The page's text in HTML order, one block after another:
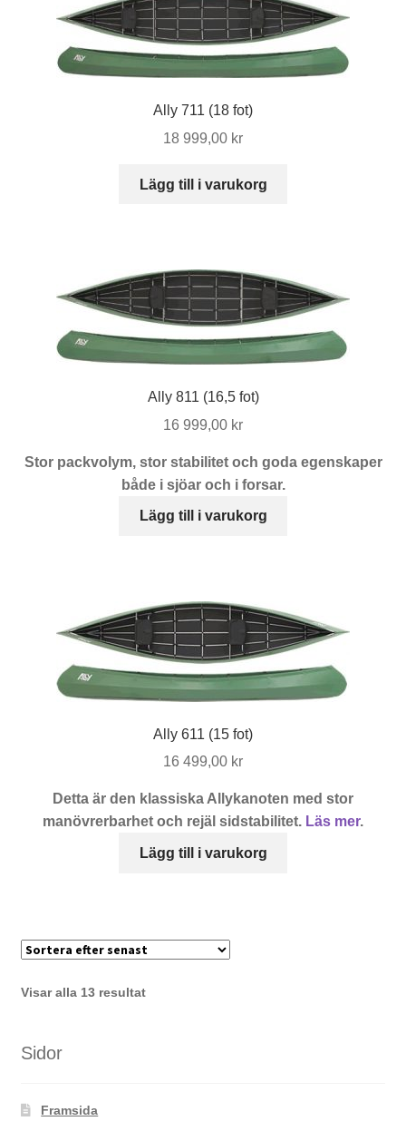
varianter.
De
olika
alternativen
Ally 711 (18 fot)
18 999,00 kr
Lägg till i varukorg
Ally 811 (16,5 fot)
16 999,00 kr
Stor packvolym, stor stabilitet och goda egenskaper
både i sjöar och i forsar.
Lägg till i varukorg
Ally 611 (15 fot)
16 499,00 kr
Detta är den klassiska Allykanoten med stor
manövrerbarhet och rejäl sidstabilitet. Läs mer.
Lägg till i varukorg
Visar alla 13 resultatSortera
Sidor
Framsida